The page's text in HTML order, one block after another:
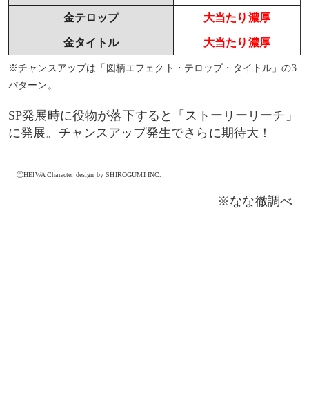
金テロップ 大当たり濃厚
金タイトル 大当たり濃厚
※チャンスアップは「図柄エフェクト・テロップ・タイトル」の3
パターン。
SP発展時に役物が落下すると「ストーリーリーチ」
に発展。チャンスアップ発生でさらに期待大！
ⒸHEIWA Character design by SHIROGUMI INC.
※なな徹調べ